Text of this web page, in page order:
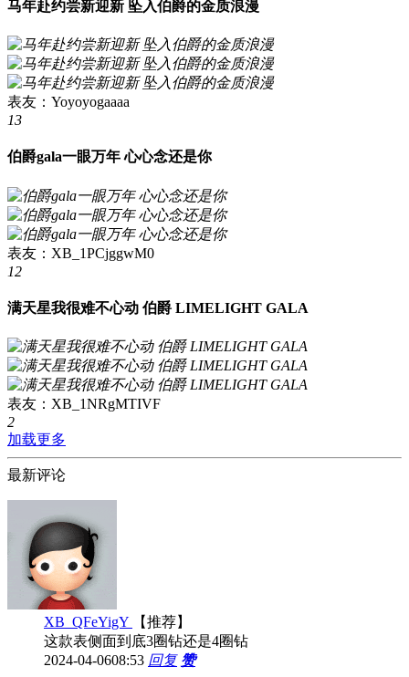
马年赴约尝新迎新 坠入伯爵的金质浪漫
表友：Yoyoyogaaaa
13
伯爵gala一眼万年 心心念还是你
表友：XB_1PCjggwM0
12
满天星我很难不心动 伯爵 LIMELIGHT GALA
表友：XB_1NRgMTIVF
2
加载更多
最新评论
XB_QFeYigY
【推荐】
这款表侧面到底3圈钻还是4圈钻
2024-04-0608:53 回复 赞